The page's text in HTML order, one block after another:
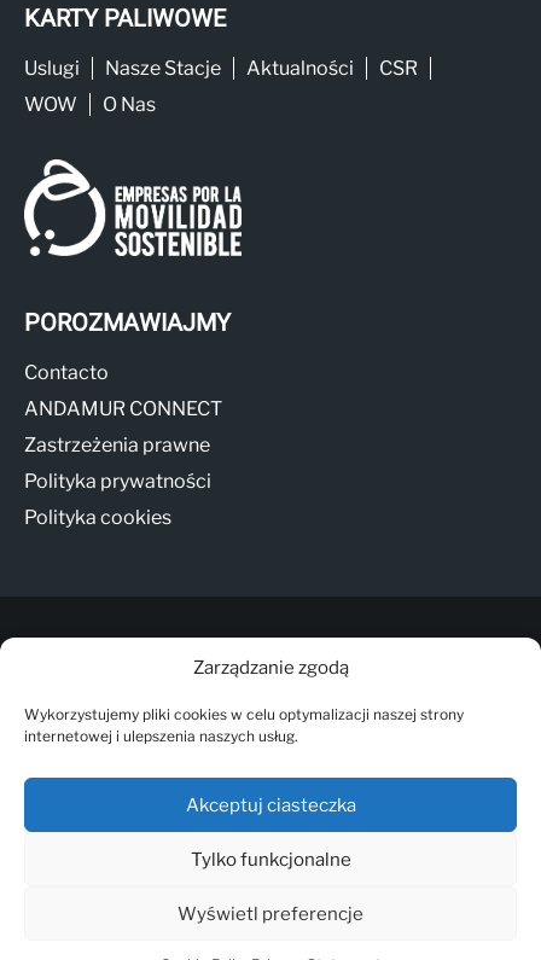
Zarządzanie zgodą
Wykorzystujemy pliki cookies w celu optymalizacji naszej strony
internetowej i ulepszenia naszych usług.
Akceptuj ciasteczka
Tylko funkcjonalne
Wyświetl preferencje
KARTY PALIWOWE
Uslugi Nasze Stacje Aktualności
CSR
WOW
O Nas
POROZMAWIAJMY
Contacto
ANDAMUR CONNECT
Zastrzeżenia prawne
Polityka prywatności
Polityka cookies
© Copyright - Andamur
Contacto
Zastrzeżenia prawne
Polityka prywatności
Polityka cookies